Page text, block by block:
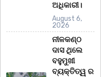
ଅଧିକାରୀ।
August 6,
2026
ନୀଳକଣ୍ଠ
ଦାସ ଥିଲେ
ବହୁମୁଖୀ
ବ୍ୟକ୍ତିତ୍ୱ ର